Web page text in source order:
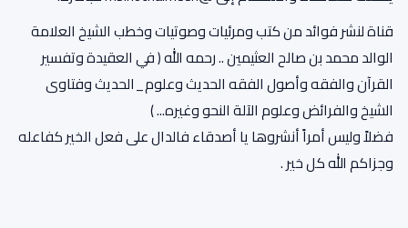
قناة لنشر فوائد من كتب ومرئيات وصوتيات وخطب الشيخ العلامة
الوالد محمد بن صالح العثيمين .. رحمه الله ( في العقيدة وتفسير
القرآن والفقه وأصول الفقه الحديث وعلوم_الحديث وفتاوى
الشيخ والفرائض وعلوم الآلة النحو وغيره... )
فضلاً وليس أمراً أنشروها يا أصدقاء فالدال على فعل الخير كفاعله
وجزاكم الله كل خير .